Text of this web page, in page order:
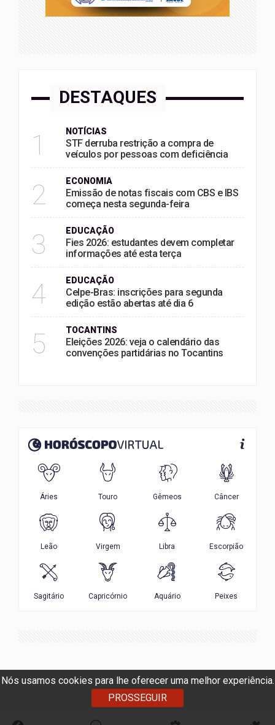
Nós usamos cookies para lhe oferecer uma melhor experiência.
PROSSEGUIR
DESTAQUES
1 NOTÍCIAS
STF derruba restrição a compra de
veículos por pessoas com deficiência
2 ECONOMIA
Emissão de notas fiscais com CBS e IBS
começa nesta segunda-feira
3 EDUCAÇÃO
Fies 2026: estudantes devem completar
informações até esta terça
4 EDUCAÇÃO
Celpe-Bras: inscrições para segunda
edição estão abertas até dia 6
5 TOCANTINS
Eleições 2026: veja o calendário das
convenções partidárias no Tocantins